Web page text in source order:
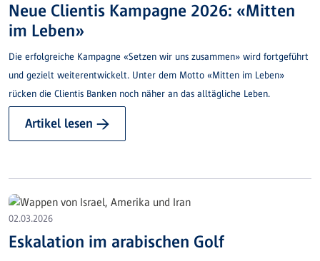
Neue Clientis Kampagne 2026: «Mitten
im Leben»
Die erfolgreiche Kampagne «Setzen wir uns zusammen» wird fortgeführt
und gezielt weiterentwickelt. Unter dem Motto «Mitten im Leben»
rücken die Clientis Banken noch näher an das alltägliche Leben.
Artikel lesen →
02.03.2026
Eskalation im arabischen Golf